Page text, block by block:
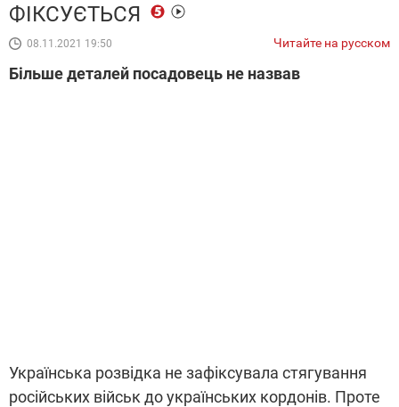
ФІКСУЄТЬСЯ
08.11.2021 19:50 Читайте на русском
Більше деталей посадовець не назвав
Українська розвідка не зафіксувала стягування
російських військ до українських кордонів. Проте